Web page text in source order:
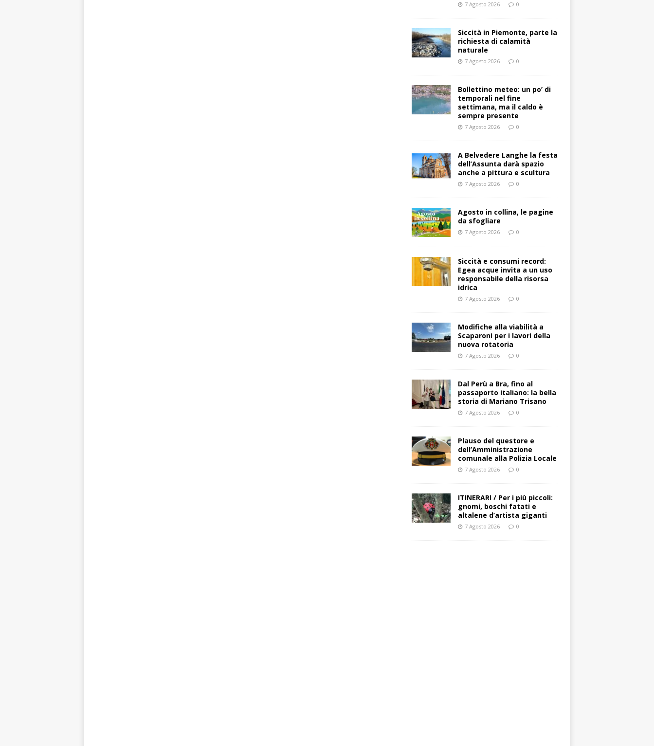
7 Agosto 2026 0
Siccità in Piemonte, parte la
richiesta di calamità
naturale
7 Agosto 2026 0
Bollettino meteo: un po’ di
temporali nel fine
settimana, ma il caldo è
sempre presente
7 Agosto 2026 0
A Belvedere Langhe la festa
dell’Assunta darà spazio
anche a pittura e scultura
7 Agosto 2026 0
Agosto in collina, le pagine
da sfogliare
7 Agosto 2026 0
Siccità e consumi record:
Egea acque invita a un uso
responsabile della risorsa
idrica
7 Agosto 2026 0
Modifiche alla viabilità a
Scaparoni per i lavori della
nuova rotatoria
7 Agosto 2026 0
​Dal Perù a Bra, fino al
passaporto italiano: la bella
storia di Mariano Trisano
7 Agosto 2026 0
Plauso del questore e
dell’Amministrazione
comunale alla Polizia Locale
7 Agosto 2026 0
ITINERARI / Per i più piccoli:
gnomi, boschi fatati e
altalene d’artista giganti
7 Agosto 2026 0